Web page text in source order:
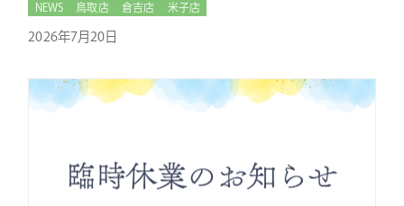
2026年7月20日
NEWS 鳥取店 倉吉店 米子店